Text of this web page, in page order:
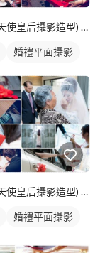
Jerry (天使皇后攝影造型) 台北/高雄
婚禮平面攝影
Jerry (天使皇后攝影造型) 台北/高雄
婚禮平面攝影